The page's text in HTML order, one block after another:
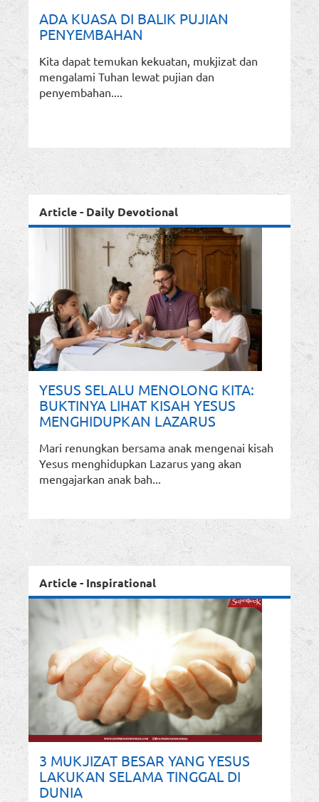
ADA KUASA DI BALIK PUJIAN
PENYEMBAHAN
Kita dapat temukan kekuatan, mukjizat dan
mengalami Tuhan lewat pujian dan
penyembahan....
Article - Daily Devotional
YESUS SELALU MENOLONG KITA:
BUKTINYA LIHAT KISAH YESUS
MENGHIDUPKAN LAZARUS
Mari renungkan bersama anak mengenai kisah
Yesus menghidupkan Lazarus yang akan
mengajarkan anak bah...
Article - Inspirational
3 MUKJIZAT BESAR YANG YESUS
LAKUKAN SELAMA TINGGAL DI
DUNIA